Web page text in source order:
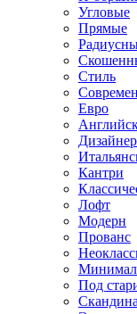
Угловые
Прямые
Стиль
Евро
Кантри
Лофт
Модерн
Прованс
Под